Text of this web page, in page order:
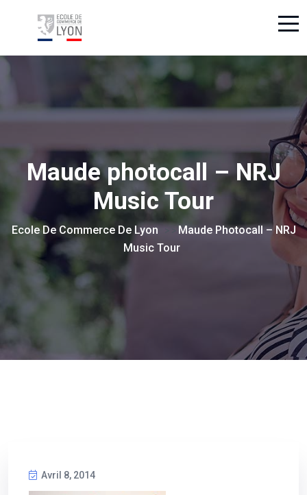
Maude photocall – NRJ
Music Tour
Ecole De Commerce De Lyon
Maude Photocall – NRJ
Music Tour
Avril 8, 2014